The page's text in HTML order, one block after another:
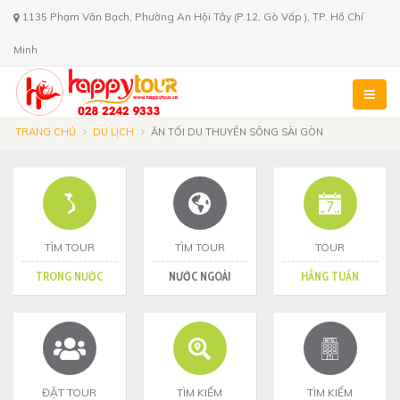
1135 Phạm Văn Bạch, Phường An Hội Tây (P.12, Gò Vấp ), TP. Hồ Chí
Minh
TRANG CHỦ DU LỊCH ĂN TỐI DU THUYỀN SÔNG SÀI GÒN
TÌM TOUR
TRONG NƯỚC
TÌM TOUR
NƯỚC NGOÀI
TOUR
HẰNG TUẦN
ĐẶT TOUR TÌM KIẾM TÌM KIẾM